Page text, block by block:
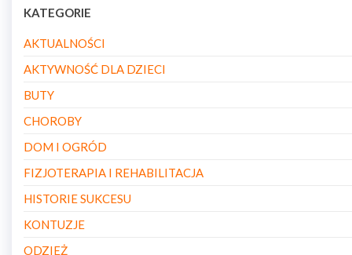
KATEGORIE
AKTUALNOŚCI
AKTYWNOŚĆ DLA DZIECI
BUTY
CHOROBY
DOM I OGRÓD
FIZJOTERAPIA I REHABILITACJA
HISTORIE SUKCESU
KONTUZJE
ODZIEŻ